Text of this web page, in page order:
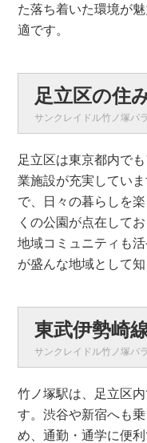
た落ち着いた環境が
適です。
足立区の住
サンクレイドル竹ノ塚パ
足立区は東京都内で
業施設が充実してい
で、日々の暮らしを
くの公園が点在して
地域コミュニティも
が盛んな地域として知
東武伊勢崎
サンクレイドル竹ノ塚パ
竹ノ塚駅は、足立区
す。渋谷や新宿へも
め、通勤・通学に便